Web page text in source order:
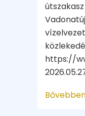
https://